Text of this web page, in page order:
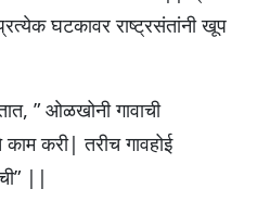
घटकावर राष्ट्रसंतांनी खूप
” ओळखोनी गावाची
काम करी| तरीच गावहोई
||